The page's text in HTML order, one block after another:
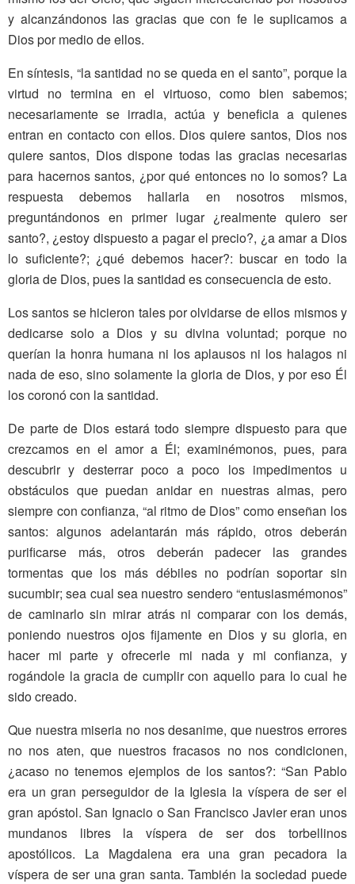
y alcanzándonos las gracias que con fe le suplicamos a
Dios por medio de ellos.
En síntesis, “la santidad no se queda en el santo”, porque la
virtud no termina en el virtuoso, como bien sabemos;
necesariamente se irradia, actúa y beneficia a quienes
entran en contacto con ellos. Dios quiere santos, Dios nos
quiere santos, Dios dispone todas las gracias necesarias
para hacernos santos, ¿por qué entonces no lo somos? La
respuesta debemos hallarla en nosotros mismos,
preguntándonos en primer lugar ¿realmente quiero ser
santo?, ¿estoy dispuesto a pagar el precio?, ¿a amar a Dios
lo suficiente?; ¿qué debemos hacer?: buscar en todo la
gloria de Dios, pues la santidad es consecuencia de esto.
Los santos se hicieron tales por olvidarse de ellos mismos y
dedicarse solo a Dios y su divina voluntad; porque no
querían la honra humana ni los aplausos ni los halagos ni
nada de eso, sino solamente la gloria de Dios, y por eso Él
los coronó con la santidad.
De parte de Dios estará todo siempre dispuesto para que
crezcamos en el amor a Él; examinémonos, pues, para
descubrir y desterrar poco a poco los impedimentos u
obstáculos que puedan anidar en nuestras almas, pero
siempre con confianza, “al ritmo de Dios” como enseñan los
santos: algunos adelantarán más rápido, otros deberán
purificarse más, otros deberán padecer las grandes
tormentas que los más débiles no podrían soportar sin
sucumbir; sea cual sea nuestro sendero “entusiasmémonos”
de caminarlo sin mirar atrás ni comparar con los demás,
poniendo nuestros ojos fijamente en Dios y su gloria, en
hacer mi parte y ofrecerle mi nada y mi confianza, y
rogándole la gracia de cumplir con aquello para lo cual he
sido creado.
Que nuestra miseria no nos desanime, que nuestros errores
no nos aten, que nuestros fracasos no nos condicionen,
¿acaso no tenemos ejemplos de los santos?: “San Pablo
era un gran perseguidor de la Iglesia la víspera de ser el
gran apóstol. San Ignacio o San Francisco Javier eran unos
mundanos libres la víspera de ser dos torbellinos
apostólicos. La Magdalena era una gran pecadora la
víspera de ser una gran santa. También la sociedad puede